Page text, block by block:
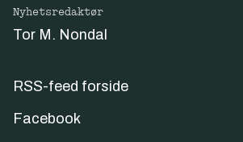
Nyhetsredaktør
Tor M. Nondal
RSS-feed forside
Facebook